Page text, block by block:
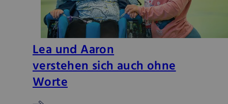
Lea und Aaron
verstehen sich auch ohne
Worte